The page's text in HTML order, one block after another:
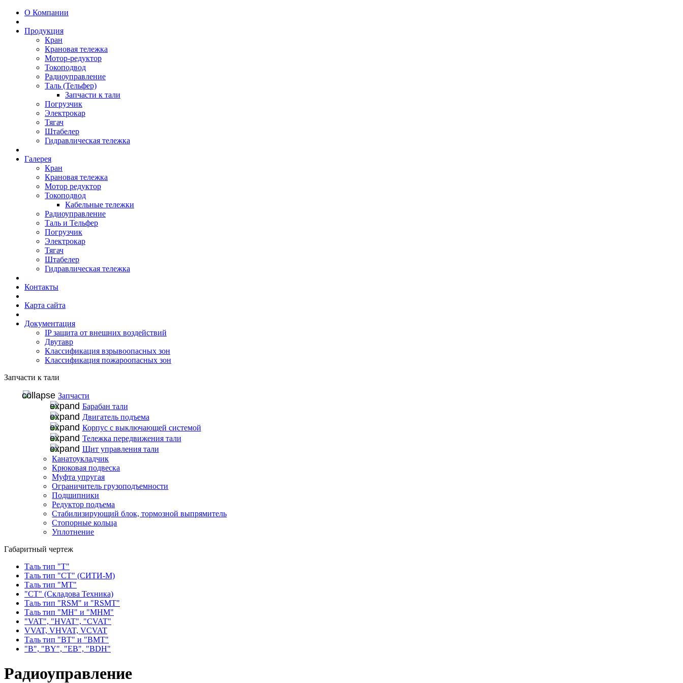
О Компании
Продукция
Кран
Крановая тележка
Мотор-редуктор
Токоподвод
Радиоуправление
Таль (Тельфер)
Запчасти к тали
Погрузчик
Электрокар
Тягач
Штабелер
Гидравлическая тележка
Галерея
Кран
Крановая тележка
Мотор редуктор
Токоподвод
Кабельные тележки
Радиоуправление
Таль и Тельфер
Погрузчик
Электрокар
Тягач
Штабелер
Гидравлическая тележка
Контакты
Карта сайта
Документация
IP защита от внешних воздействий
Двутавр
Классификация взрывоопасных зон
Классификация пожароопасных зон
Запчасти к тали
Запчасти
Барабан тали
Двигатель подъема
Корпус с выключающей системой
Тележка передвижения тали
Щит управления тали
Канатоукладчик
Крюковая подвеска
Муфта упругая
Ограничитель грузоподъемности
Подшипники
Редуктор подъема
Стабилизирующий блок, тормозной выпрямитель
Стопорные кольца
Уплотнение
Габаритный чертеж
Таль тип "Т"
Таль тип "СТ" (СИТИ-М)
Таль тип "МТ"
"СТ" (Складова Техника)
Таль тип "RSМ" и "RSMT"
Таль тип "MH" и "МНМ"
"VAT", "HVAT", "CVAT"
VVAT, VHVAT, VCVAT
Таль тип "BT" и "BMT"
"В", "BY", "EВ", "BDH"
Радиоуправление